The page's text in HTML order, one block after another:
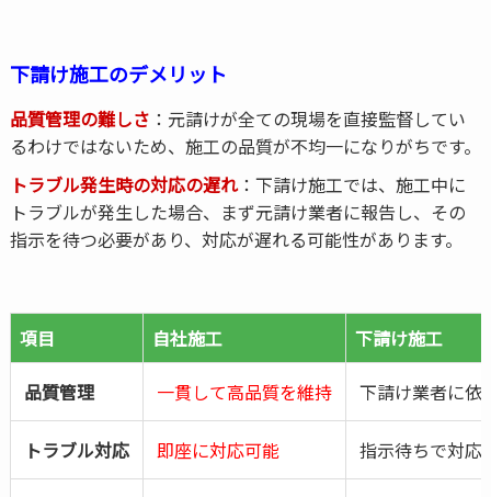
下請け施工のデメリット
品質管理の難しさ ：元請けが全ての現場を直接監督してい
るわけではないため、施工の品質が不均一になりがちです。
トラブル発生時の対応の遅れ：下請け施工では、施工中に
トラブルが発生した場合、まず元請け業者に報告し、その
指示を待つ必要があり、対応が遅れる可能性があります。
項目 自社施工 下請け施工
品質管理 一貫して高品質を維持 下請け業者に依
トラブル対応 即座に対応可能 指示待ちで対応